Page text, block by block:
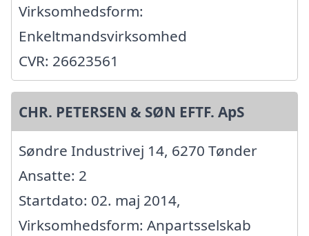
Virksomhedsform:
Enkeltmandsvirksomhed
CVR: 26623561
CHR. PETERSEN & SØN EFTF. ApS
Søndre Industrivej 14, 6270 Tønder
Ansatte: 2
Startdato: 02. maj 2014,
Virksomhedsform: Anpartsselskab